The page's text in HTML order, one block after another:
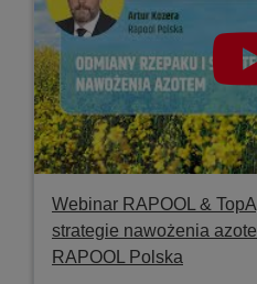
Webinar RAPOOL &
strategie nawożenia
RAPOOL Polska